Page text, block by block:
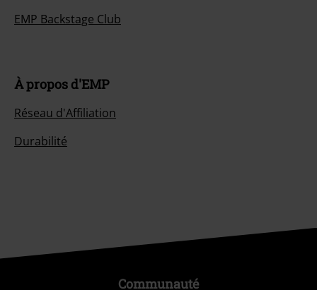
EMP Backstage Club
À propos d'EMP
Réseau d'Affiliation
Durabilité
Communauté